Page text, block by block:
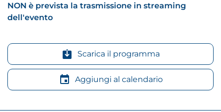
NON è prevista la trasmissione in streaming
dell'evento
Scarica il programma
Aggiungi al calendario